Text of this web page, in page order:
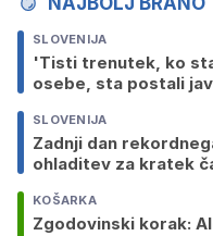
SLOVENIJA
'Tisti trenutek, ko
osebe, sta postali
SLOVENIJA
Zadnji dan
ohladitev za kratek
KOŠARKA
Zgodovinski korak: